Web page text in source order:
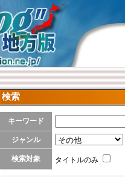
検索
キーワード
ジャンル
検索対象 タイトルのみ